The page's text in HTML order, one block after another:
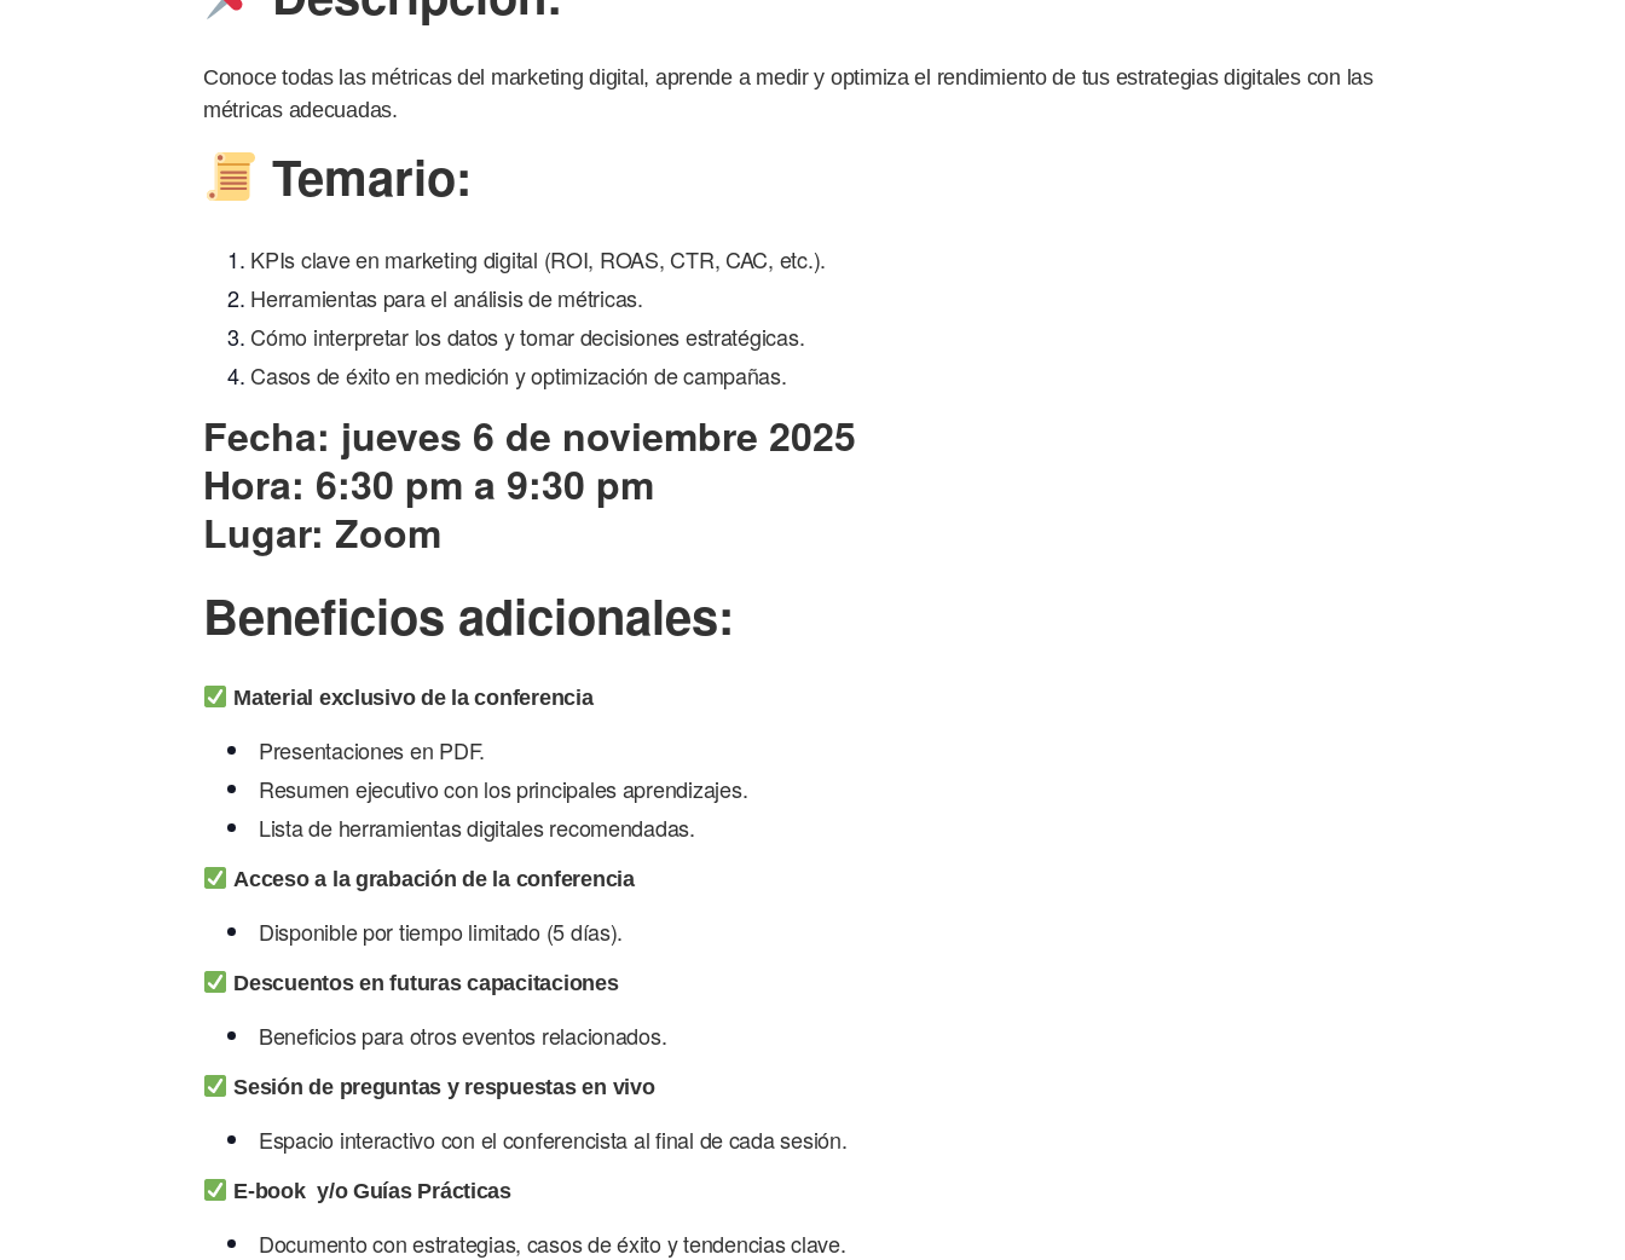
Conoce todas las métricas del marketing digital, aprende a medir y optimiza el rendimiento de tus estrategias digitales con las
métricas adecuadas.
Temario:
KPIs clave en marketing digital (ROI, ROAS, CTR, CAC, etc.).
Herramientas para el análisis de métricas.
Cómo interpretar los datos y tomar decisiones estratégicas.
Casos de éxito en medición y optimización de campañas.
Fecha: jueves 6 de noviembre 2025
Hora: 6:30 pm a 9:30 pm
Lugar: Zoom
Beneficios adicionales:
Material exclusivo de la conferencia
Presentaciones en PDF.
Resumen ejecutivo con los principales aprendizajes.
Lista de herramientas digitales recomendadas.
Acceso a la grabación de la conferencia
Disponible por tiempo limitado (5 días).
Descuentos en futuras capacitaciones
Beneficios para otros eventos relacionados.
Sesión de preguntas y respuestas en vivo
Espacio interactivo con el conferencista al final de cada sesión.
E-book y/o Guías Prácticas
Documento con estrategias, casos de éxito y tendencias clave.